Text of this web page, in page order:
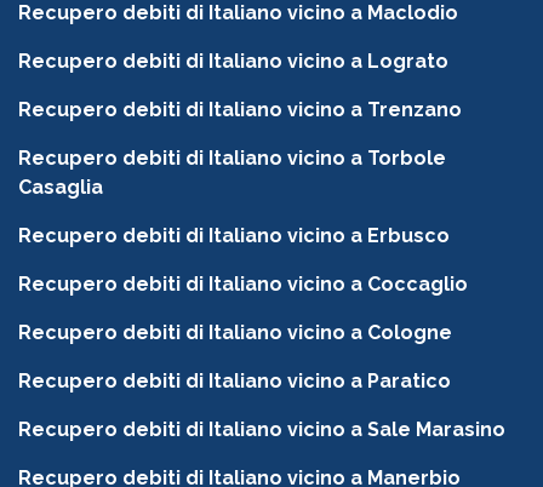
Recupero debiti di Italiano vicino a Maclodio
Recupero debiti di Italiano vicino a Lograto
Recupero debiti di Italiano vicino a Trenzano
Recupero debiti di Italiano vicino a Torbole
Casaglia
Recupero debiti di Italiano vicino a Erbusco
Recupero debiti di Italiano vicino a Coccaglio
Recupero debiti di Italiano vicino a Cologne
Recupero debiti di Italiano vicino a Paratico
Recupero debiti di Italiano vicino a Sale Marasino
Recupero debiti di Italiano vicino a Manerbio